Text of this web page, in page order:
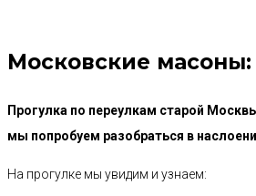
Московские
Прогулка по переулкам старой
мы попробуем разобраться в
На прогулке мы увидим и узнаем: